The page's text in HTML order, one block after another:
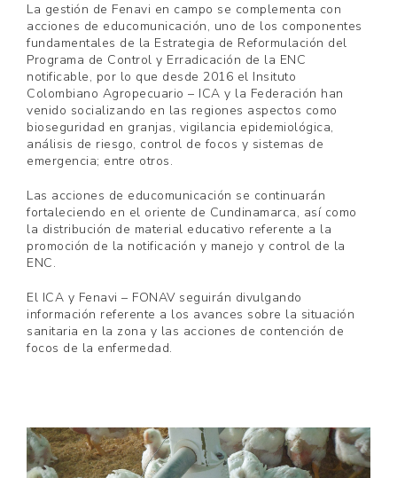
La gestión de Fenavi en campo se complementa con
acciones de educomunicación, uno de los componentes
fundamentales de la Estrategia de Reformulación del
Programa de Control y Erradicación de la ENC
notificable, por lo que desde 2016 el Insituto
Colombiano Agropecuario – ICA y la Federación han
venido socializando en las regiones aspectos como
bioseguridad en granjas, vigilancia epidemiológica,
análisis de riesgo, control de focos y sistemas de
emergencia; entre otros.
Las acciones de educomunicación se continuarán
fortaleciendo en el oriente de Cundinamarca, así como
la distribución de material educativo referente a la
promoción de la notificación y manejo y control de la
ENC.
El ICA y Fenavi – FONAV seguirán divulgando
información referente a los avances sobre la situación
sanitaria en la zona y las acciones de contención de
focos de la enfermedad.